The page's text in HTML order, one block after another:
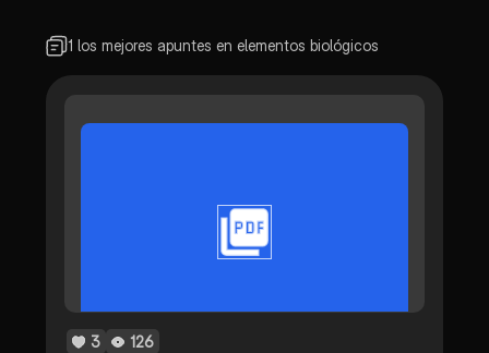
1 los mejores apuntes en elementos biológicos
3 126